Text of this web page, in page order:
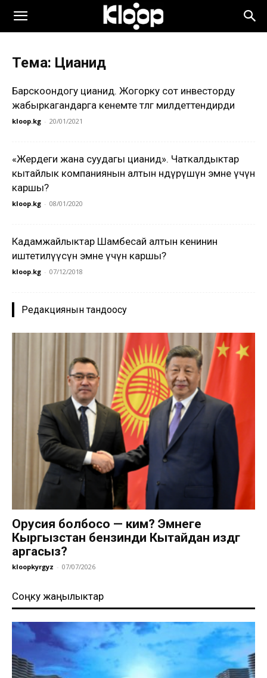
Тема: Цианид
Барскоондогу цианид. Жогорку сот инвесторду
жабыркагандарга кенемте төлөөгө милдеттендирди
kloop.kg - 20/01/2021
«Жердеги жана суудагы цианид». Чаткалдыктар
кытайлык компаниянын алтын өндүрүшүнө эмне үчүн
каршы?
kloop.kg - 08/01/2020
Кадамжайлыктар Шамбесай алтын кенинин
иштетилүүсүнө эмне үчүн каршы?
kloop.kg - 07/12/2018
Редакциянын тандоосу
Орусия болбосо — ким? Эмнеге
Кыргызстан бензинди Кытайдан издөөгө
аргасыз?
kloopkyrgyz - 07/07/2026
Соңку жаңылыктар